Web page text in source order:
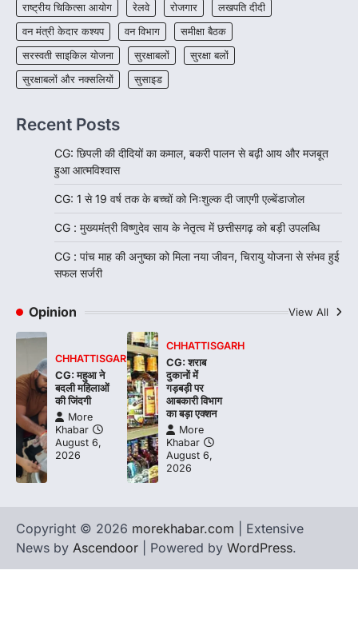
राष्ट्रीय चिकित्सा आयोग
रेलवे रोजगार
लखपति दीदी
वन मंत्री केदार कश्यप
वन विभाग
समीक्षा बैठक
सरस्वती साइकिल योजना
सुरक्षाबलों
सुरक्षा बलों
सुरक्षाबलों और नक्सलियों
सुसाइड
Recent Posts
CG: छिपली की दीदियों का कमाल, बकरी पालन से बढ़ी आय और मजबूत
हुआ आत्मविश्वास
CG: 1 से 19 वर्ष तक के बच्चों को निःशुल्क दी जाएगी एल्बेंडाजोल
CG : मुख्यमंत्री विष्णुदेव साय के नेतृत्व में छत्तीसगढ़ को बड़ी उपलब्धि
CG : पांच माह की अनुष्का को मिला नया जीवन, चिरायु योजना से संभव हुई
सफल सर्जरी
Opinion View All
CHHATTISGARH
CG: महुआ ने
बदली महिलाओं
की जिंदगी
More
Khabar
August 6,
2026
CHHATTISGARH
CG: शराब
दुकानों में
गड़बड़ी पर
आबकारी विभाग
का बड़ा एक्शन
More
Khabar
August 6,
2026
Copyright © 2026 morekhabar.com | Extensive
News by Ascendoor | Powered by WordPress.